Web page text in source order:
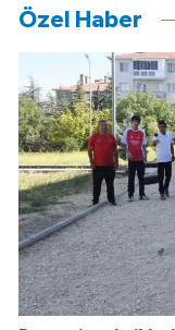
Özel Haber